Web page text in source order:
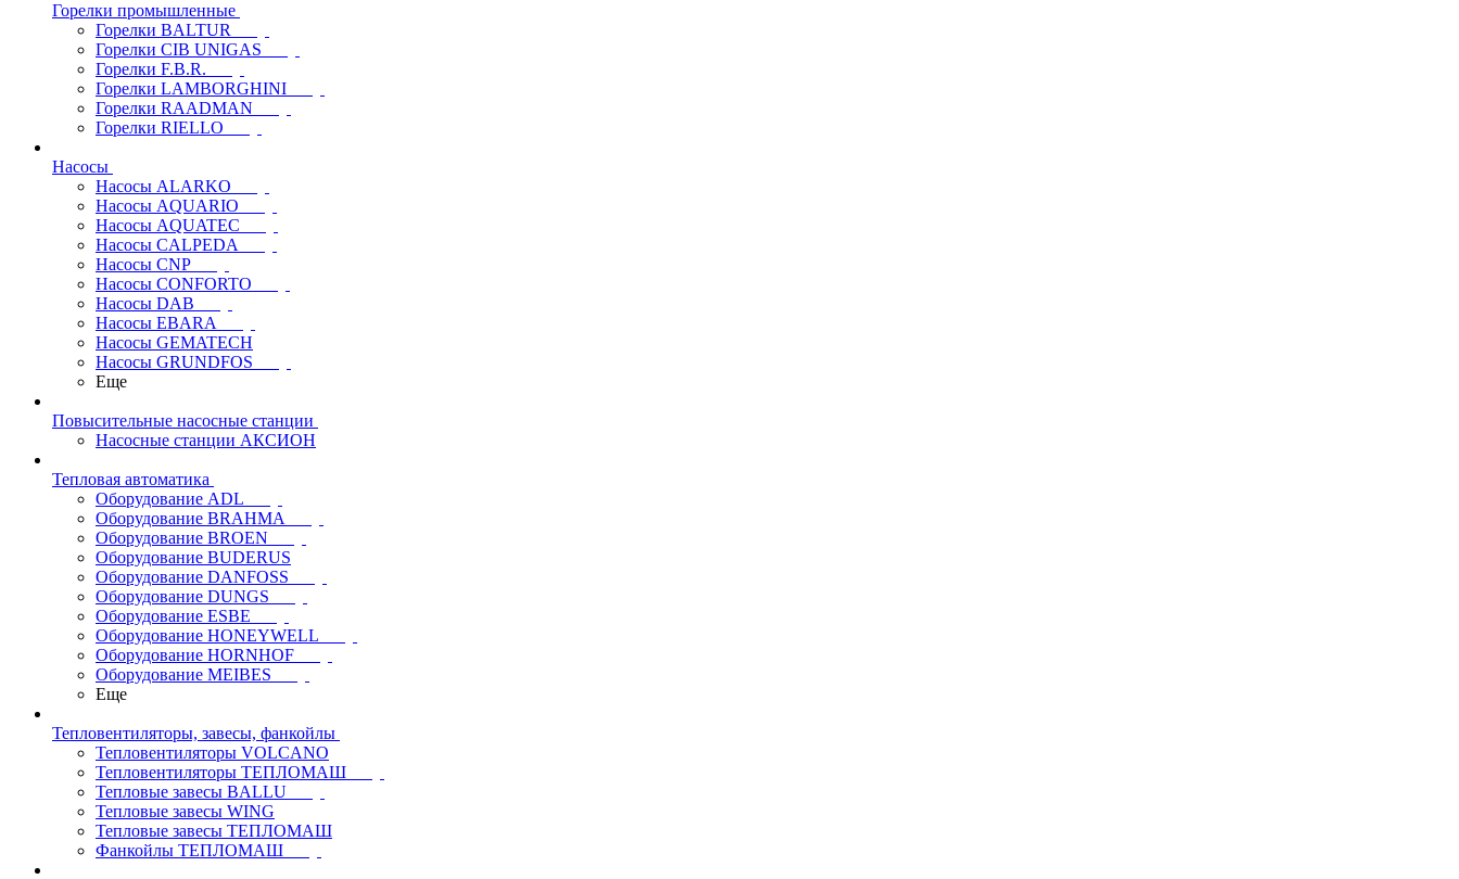
Горелки промышленные
Горелки BALTUR
Горелки CIB UNIGAS
Горелки F.B.R.
Горелки LAMBORGHINI
Горелки RAADMAN
Горелки RIELLO
Насосы
Насосы ALARKO
Насосы AQUARIO
Насосы AQUATEC
Насосы CALPEDA
Насосы CNP
Насосы CONFORTO
Насосы DAB
Насосы EBARA
Насосы GEMATECH
Насосы GRUNDFOS
Еще
Повысительные насосные станции
Насосные станции АКСИОН
Тепловая автоматика
Оборудование ADL
Оборудование BRAHMA
Оборудование BROEN
Оборудование BUDERUS
Оборудование DANFOSS
Оборудование DUNGS
Оборудование ESBE
Оборудование HONEYWELL
Оборудование HORNHOF
Оборудование MEIBES
Еще
Тепловентиляторы, завесы, фанкойлы
Тепловентиляторы VOLCANO
Тепловентиляторы ТЕПЛОМАШ
Тепловые завесы BALLU
Тепловые завесы WING
Тепловые завесы ТЕПЛОМАШ
Фанкойлы ТЕПЛОМАШ